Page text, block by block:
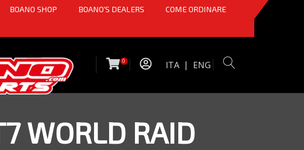
BOANO SHOP BOANO'S DEALERS
COME ORDINARE
0 ITA | ENG
WORLD RAID